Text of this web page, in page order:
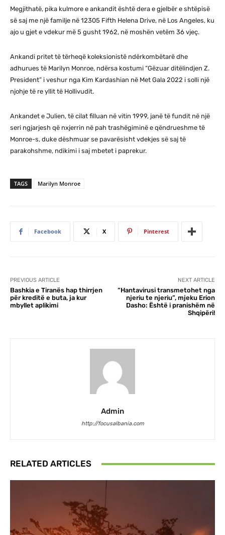
Megjithatë, pika kulmore e ankandit është dera e gjelbër e shtëpisë
së saj me një familje në 12305 Fifth Helena Drive, në Los Angeles, ku
ajo u gjet e vdekur më 5 gusht 1962, në moshën vetëm 36 vjeç.
Ankandi pritet të tërheqë koleksionistë ndërkombëtarë dhe
adhurues të Marilyn Monroe, ndërsa kostumi “Gëzuar ditëlindjen Z.
President” i veshur nga Kim Kardashian në Met Gala 2022 i solli një
njohje të re yllit të Hollivudit.
Ankandet e Julien, të cilat filluan në vitin 1999, janë të fundit në një
seri ngjarjesh që nxjerrin në pah trashëgiminë e qëndrueshme të
Monroe-s, duke dëshmuar se pavarësisht vdekjes së saj të
parakohshme, ndikimi i saj mbetet i paprekur.
TAGS Marilyn Monroe
Facebook X Pinterest
PREVIOUS ARTICLE
Bashkia e Tiranës hap thirrjen
për kreditë e buta, ja kur
mbyllet aplikimi
NEXT ARTICLE
“Hantavirusi transmetohet nga
njeriu te njeriu”, mjeku Erion
Dasho: Është i pranishëm në
Shqipëri!
Admin
http://focusalbania.com
RELATED ARTICLES